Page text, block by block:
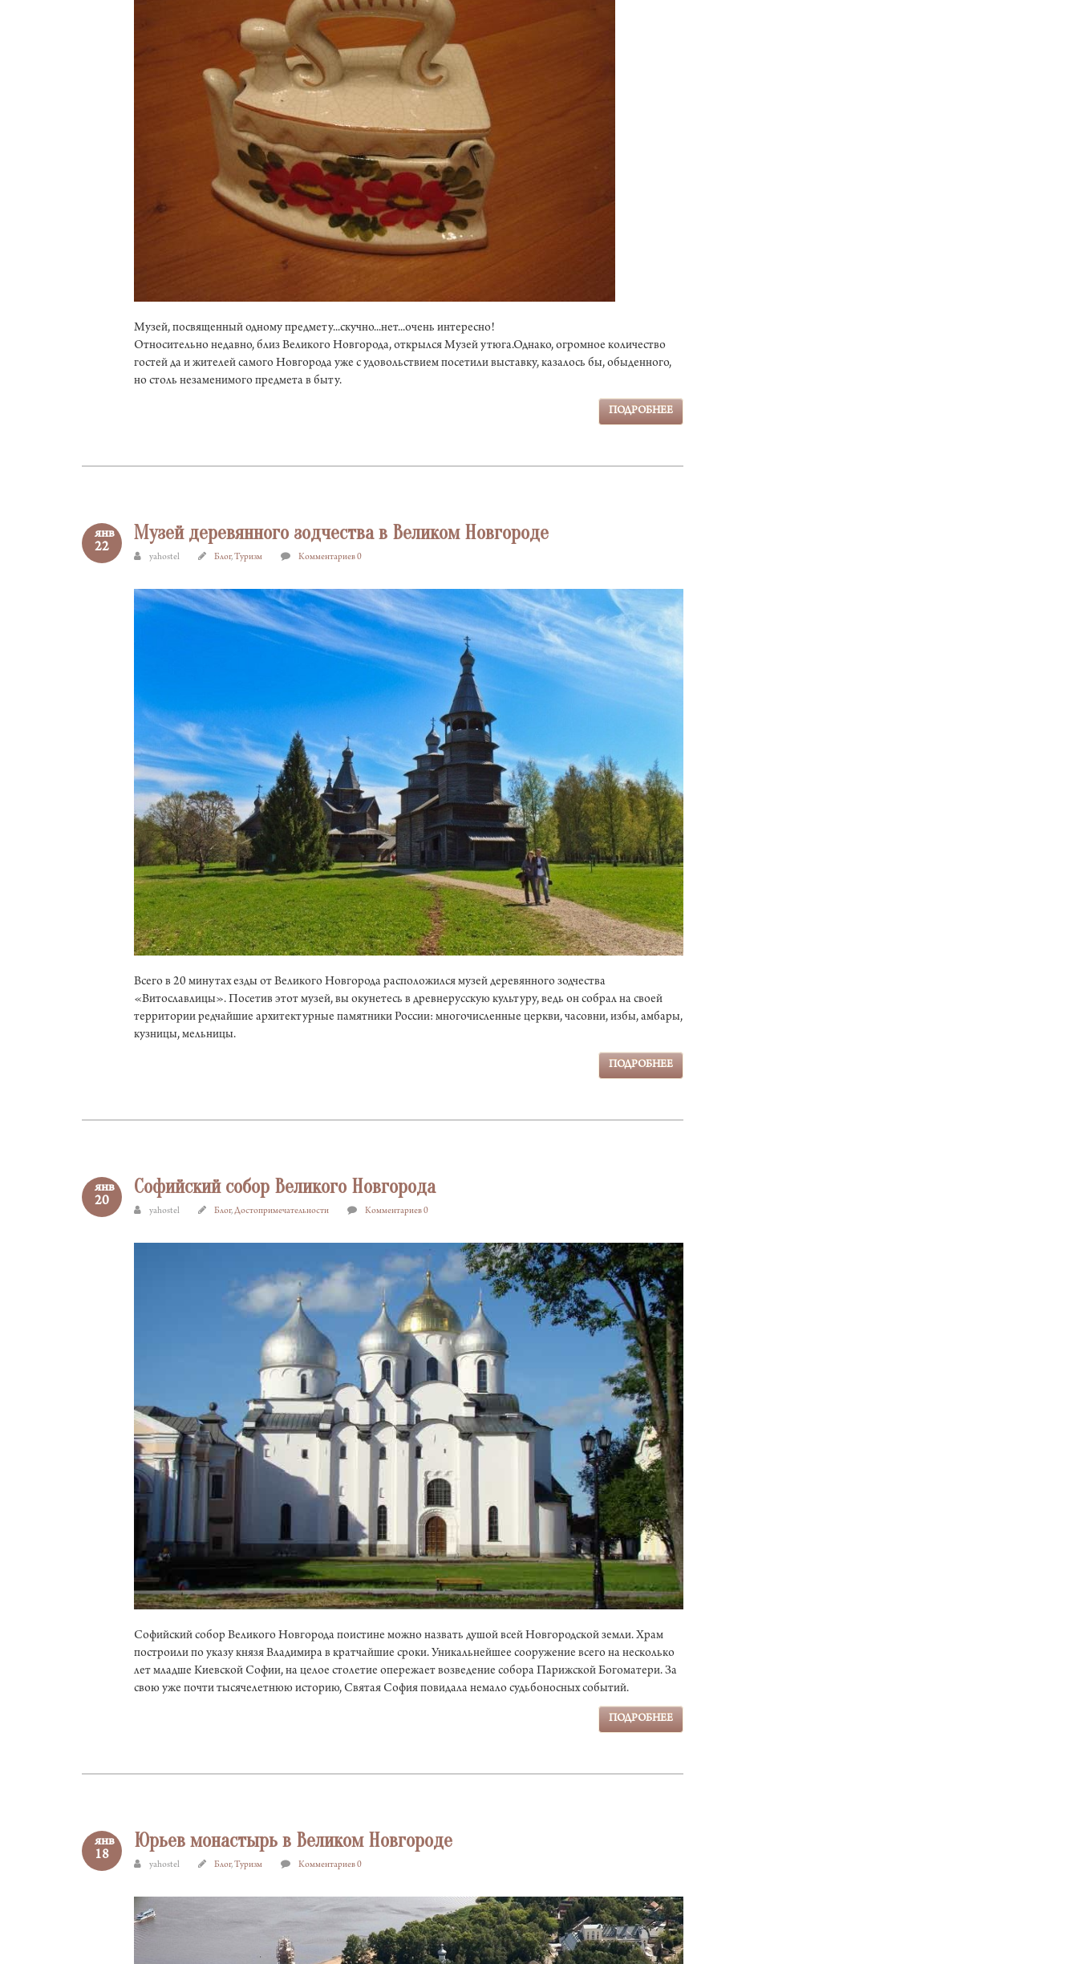
Музей, посвященный одному предмету...скучно...нет...очень интересно!
Относительно недавно, близ Великого Новгорода, открылся Музей утюга.Однако, огромное количество
гостей да и жителей самого Новгорода уже с удовольствием посетили выставку, казалось бы, обыденного,
но столь незаменимого предмета в быту.
ПОДРОБНЕЕ
янв
22
Музей деревянного зодчества в Великом Новгороде
yahostel Блог,Туризм Комментариев 0
Всего в 20 минутах езды от Великого Новгорода расположился музей деревянного зодчества
«Витославлицы». Посетив этот музей, вы окунетесь в древнерусскую культуру, ведь он собрал на своей
территории редчайшие архитектурные памятники России: многочисленные церкви, часовни, избы, амбары,
кузницы, мельницы.
ПОДРОБНЕЕ
янв
20
Софийский собор Великого Новгорода
yahostel Блог,Достопримечательности Комментариев 0
Софийский собор Великого Новгорода поистине можно назвать душой всей Новгородской земли. Храм
построили по указу князя Владимира в кратчайшие сроки. Уникальнейшее сооружение всего на несколько
лет младше Киевской Софии, на целое столетие опережает возведение собора Парижской Богоматери. За
свою уже почти тысячелетнюю историю, Святая София повидала немало судьбоносных событий.
ПОДРОБНЕЕ
янв
18
Юрьев монастырь в Великом Новгороде
yahostel Блог,Туризм Комментариев 0